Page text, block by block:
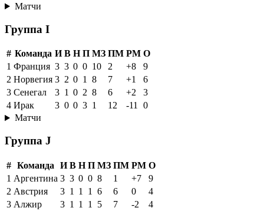
Матчи
Группа I
# Команда И В Н П МЗ ПМ РМ О
1 Франция 3 3 0 0 10 2 +8
9
2 Норвегия 3 2 0 1 8 7 +1
6
3 Сенегал 3 1 0 2 8 6 +2
3
4 Ирак 3 0 0 3 1 12 -11
0
Матчи
Группа J
# Команда И В Н П МЗ ПМ РМ О
1 Аргентина 3 3 0 0 8 1 +7
9
2 Австрия 3 1 1 1 6 6 0
4
3 Алжир 3 1 1 1 5 7 -2
4